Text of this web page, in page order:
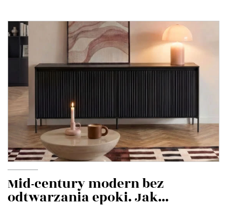
Mid-century modern bez
odtwarzania epoki. Jak...